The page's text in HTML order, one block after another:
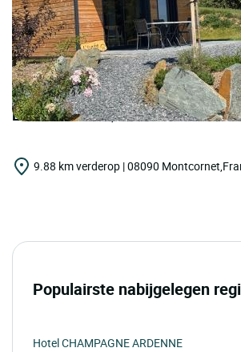
LOGIS HOTELS | les Flâneries de
9.88 km verderop | 08090
Populairste nabijgelegen
Hotel CHAMPAGNE ARDENNE